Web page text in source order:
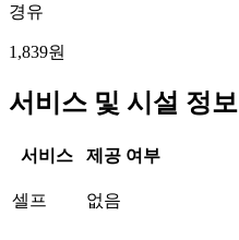
경유
1,839원
서비스 및 시설 정보
서비스 제공 여부
셀프 없음